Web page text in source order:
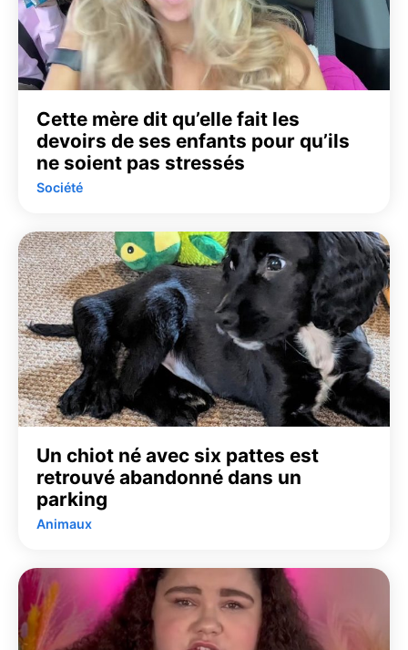
Cette mère dit qu’elle fait les
devoirs de ses enfants pour qu’ils
ne soient pas stressés
Société
Un chiot né avec six pattes est
retrouvé abandonné dans un
parking
Animaux